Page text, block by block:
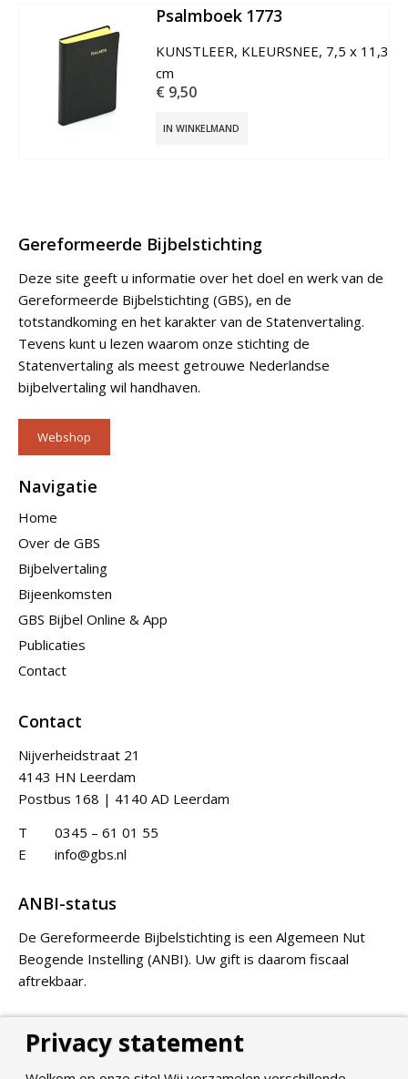
Psalmboek 1773
€ 9,50
IN WINKELMAND
Gereformeerde Bijbelstichting
Deze site geeft u informatie over het doel en werk van de
Gereformeerde Bijbelstichting (GBS), en de
totstandkoming en het karakter van de Statenvertaling.
Tevens kunt u lezen waarom onze stichting de
Statenvertaling als meest getrouwe Nederlandse
bijbelvertaling wil handhaven.
Webshop
Navigatie
Home
Over de GBS
Bijbelvertaling
Bijeenkomsten
GBS Bijbel Online & App
Publicaties
Contact
Contact
Nijverheidstraat 21
4143 HN Leerdam
Postbus 168 | 4140 AD Leerdam
T
0345 – 61 01 55
E
info@gbs.nl
ANBI-status
De Gereformeerde Bijbelstichting is een Algemeen Nut
Beogende Instelling (ANBI). Uw gift is daarom fiscaal
aftrekbaar.
Privacy statement